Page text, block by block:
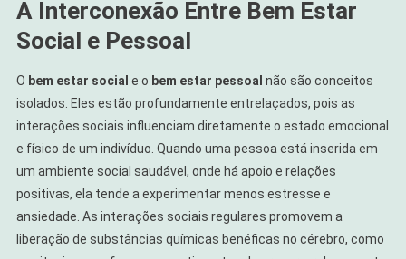
A Interconexão Entre Bem Estar
Social e Pessoal
O bem estar social e o bem estar pessoal não são conceitos
isolados. Eles estão profundamente entrelaçados, pois as
interações sociais influenciam diretamente o estado emocional
e físico de um indivíduo. Quando uma pessoa está inserida em
um ambiente social saudável, onde há apoio e relações
positivas, ela tende a experimentar menos estresse e
ansiedade. As interações sociais regulares promovem a
liberação de substâncias químicas benéficas no cérebro, como